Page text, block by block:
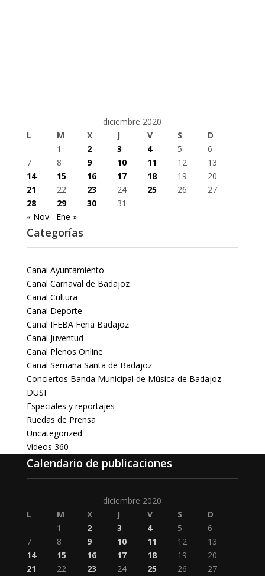
diciembre 2020
L
M X J V S
D
1
2 3 4 5
6
7
8 9 10 11 12
13
14
15 16 17 18 19
20
21
22 23 24 25 26
27
28
29 30
31
« Nov
Ene »
Categorías
Canal Ayuntamiento
Canal Carnaval de Badajoz
Canal Cultura
Canal Deporte
Canal IFEBA Feria Badajoz
Canal Juventud
Canal Plenos Online
Canal Semana Santa de Badajoz
Conciertos Banda Municipal de Música de Badajoz
DUSI
Especiales y reportajes
Ruedas de Prensa
Uncategorized
Vídeos 360
Calendario de publicaciones
diciembre 2020
L
M X J V S
D
1
2 3 4 5
6
7
8 9 10 11 12
13
14
15 16 17 18 19
20
21
22 23 24 25 26
27